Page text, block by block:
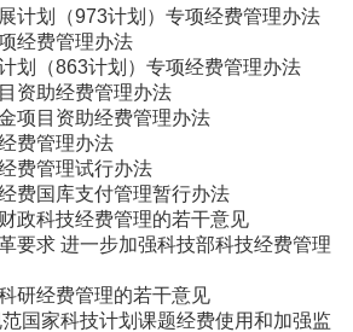
计划（973计划）专项经费管理办法
经费管理办法
划（863计划）专项经费管理办法
资助经费管理办法
项目资助经费管理办法
费管理办法
费管理试行办法
费国库支付管理暂行办法
政科技经费管理的若干意见
要求 进一步加强科技部科技经费管理
研经费管理的若干意见
国家科技计划课题经费使用和加强监